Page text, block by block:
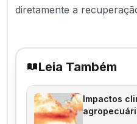
diretamente a
Leia Também
Impactos